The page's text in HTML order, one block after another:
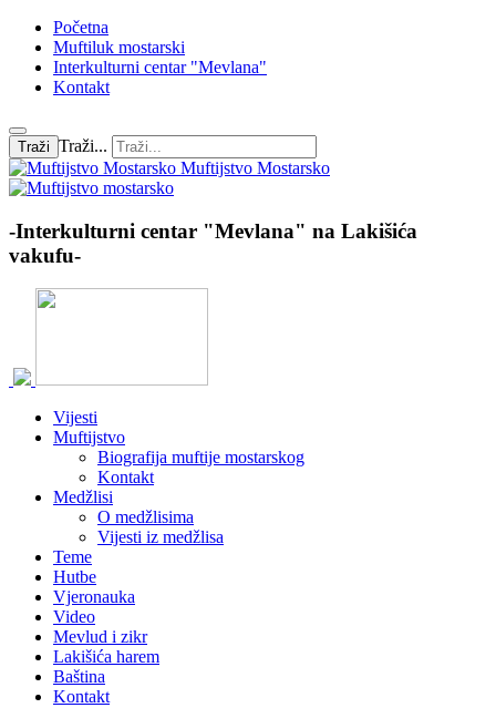
Početna
Muftiluk mostarski
Interkulturni centar "Mevlana"
Kontakt
Traži Traži...
Muftijstvo Mostarsko
-Interkulturni centar "Mevlana" na Lakišića
vakufu-
Vijesti
Muftijstvo
Biografija muftije mostarskog
Kontakt
Medžlisi
O medžlisima
Vijesti iz medžlisa
Teme
Hutbe
Vjeronauka
Video
Mevlud i zikr
Lakišića harem
Baština
Kontakt